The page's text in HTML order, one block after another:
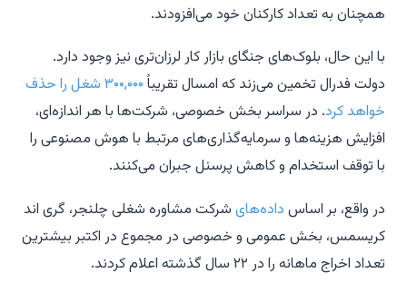
همچنان به تعداد کارکنان خود می‌افزودند.
با این حال، بلوک‌های جنگای بازار کار لرزان‌تری نیز وجود دارد.
دولت فدرال تخمین می‌زند که امسال تقریباً
۳۰۰,۰۰۰ شغل را حذف
خواهد کرد. در سراسر بخش خصوصی، شرکت‌ها با هر اندازه‌ای،
افزایش هزینه‌ها و سرمایه‌گذاری‌های مرتبط با هوش مصنوعی را
با توقف استخدام و کاهش پرسنل جبران می‌کنند.
در واقع، بر اساس داده‌های شرکت مشاوره شغلی چلنجر، گری اند
کریسمس، بخش عمومی و خصوصی در مجموع در اکتبر بیشترین
تعداد اخراج ماهانه را در ۲۲ سال گذشته اعلام کردند.